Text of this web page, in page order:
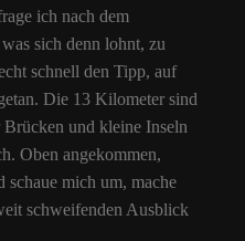
ich nach dem
sich denn lohnt, zu
schnell den Tipp, auf
Die 13 Kilometer sind
Brücken und kleine Inseln
Oben angekommen,
schaue mich um, mache
schweifenden Ausblick